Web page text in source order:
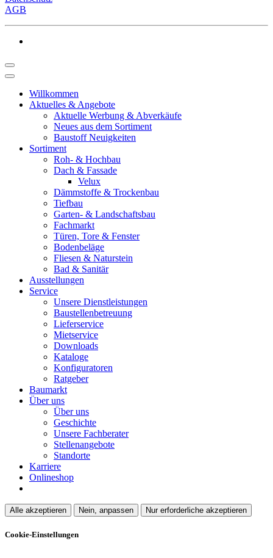
AGB
Willkommen
Aktuelles & Angebote
Aktuelle Werbung & Abverkäufe
Neues aus dem Sortiment
Baustoff Neuigkeiten
Sortiment
Roh- & Hochbau
Dach & Fassade
Velux
Dämmstoffe & Trockenbau
Tiefbau
Garten- & Landschaftsbau
Fachmarkt
Türen, Tore & Fenster
Bodenbeläge
Fliesen & Naturstein
Bad & Sanitär
Ausstellungen
Service
Unsere Dienstleistungen
Baustellenbetreuung
Lieferservice
Mietservice
Downloads
Kataloge
Konfiguratoren
Ratgeber
Baumarkt
Über uns
Über uns
Geschichte
Unsere Fachberater
Stellenangebote
Standorte
Karriere
Onlineshop
Alle akzeptieren Nein, anpassen Nur erforderliche akzeptieren
Cookie-Einstellungen